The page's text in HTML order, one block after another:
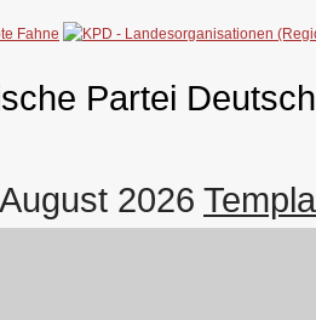
Partei
2026